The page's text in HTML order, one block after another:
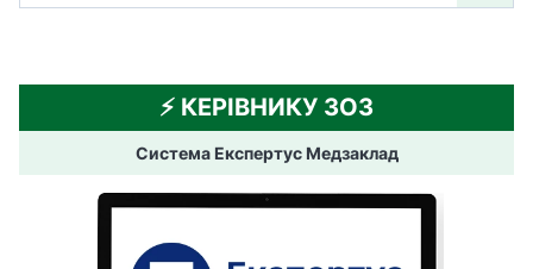
⚡️ КЕРІВНИКУ ЗОЗ
Система Експертус Медзаклад